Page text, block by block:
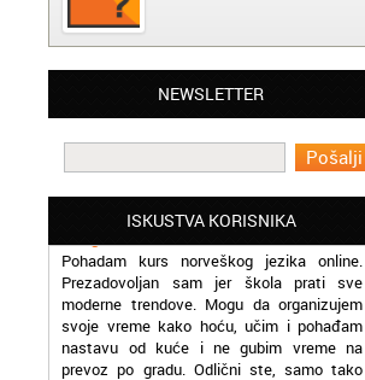
NEWSLETTER
ISKUSTVA KORISNIKA
Beograd - Slavica:
Završila sam kurs rumunskog jezika kod
vas, ekipa vam je super, profesori odlični a
cene pristupačne. Pozdrav iz Beograda
Beograd - Miloš:
Prezadovoljan sam jer škola prati sve
moderne trendove. Mogu da organizujem
svoje vreme kako hoću, učim i pohađam
nastavu od kuće i ne gubim vreme na
prevoz po gradu. Odlični ste, samo tako
nastavite.